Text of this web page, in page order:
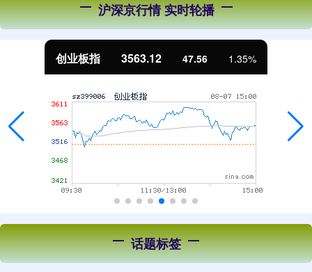
沪深京行情 实时轮播
创业板指 3563.12 47.56 1.35%
话题标签